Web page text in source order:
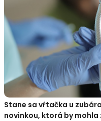
Stane sa vŕtačka u
novinkou, ktorá by mohla